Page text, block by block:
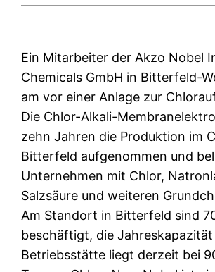
Ein Mitarbeiter der Akzo Nobel
Chemicals GmbH in Bitterfeld-
am vor einer Anlage zur
Die Chlor-Alkali-
zehn Jahren die Produktion im
Bitterfeld aufgenommen und
Unternehmen mit Chlor,
Salzsäure und weiteren
Am Standort in Bitterfeld sind
beschäftigt, die
Betriebsstätte liegt derzeit bei